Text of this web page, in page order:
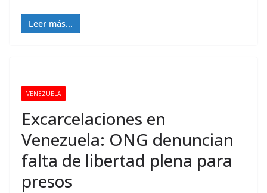
Leer más...
VENEZUELA
Excarcelaciones en
Venezuela: ONG denuncian
falta de libertad plena para
presos